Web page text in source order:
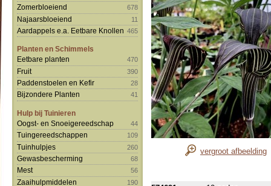
Zomerbloeiend 678
Najaarsbloeiend 11
Aardappels e.a. Eetbare Knollen 465
Planten en Schimmels
Eetbare planten
470
Fruit 390
Paddenstoelen en Kefir 28
Bijzondere Planten 41
Hulp bij Tuinieren
Oogst- en Snoeigereedschap
44
Tuingereedschappen 109
Tuinhulpjes 260
Gewasbescherming 68
Mest 56
Zaaihulpmiddelen 190
vergroot afbeelding